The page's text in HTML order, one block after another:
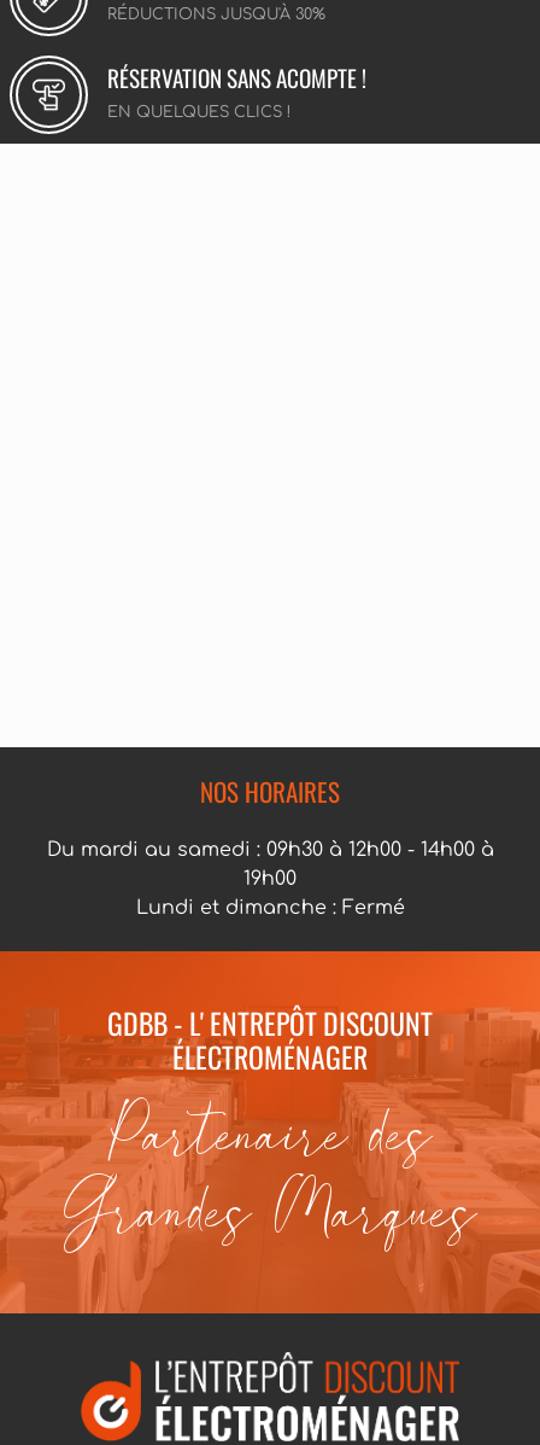
RÉDUCTIONS JUSQU'À 30%
RÉSERVATION SANS ACOMPTE !
EN QUELQUES CLICS !
NOS HORAIRES
Du mardi au samedi : 09h30 à 12h00 - 14h00 à
19h00
Lundi et dimanche : Fermé
GDBB - L' ENTREPÔT DISCOUNT
ÉLECTROMÉNAGER
Partenaire des
Grandes Marques